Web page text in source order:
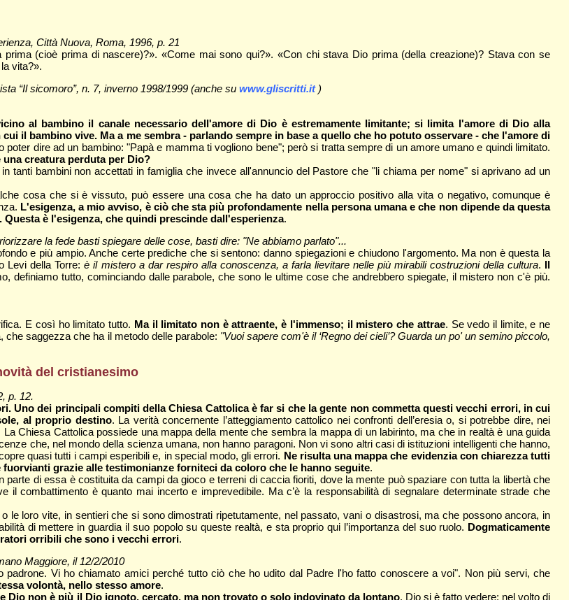
Città Nuova, Roma, 1996, p. 21
(cioè prima di nascere)?». «Come mai sono qui?». «Con chi stava Dio prima (della creazione)? Stava con se
vita?».
“Il sicomoro”, n. 7, inverno 1998/1999 (anche su www.gliscritti.it)
al bambino il canale necessario dell'amore di Dio è estremamente limitante; si limita l'amore di Dio alla
il bambino vive. Ma a me sembra - parlando sempre in base a quello che ho potuto osservare - che l'amore di
poter dire ad un bambino: "Papà e mamma ti vogliono bene"; però si tratta sempre di un amore umano e quindi limitato.
creatura perduta per Dio?
tanti bambini non accettati in famiglia che invece all'annuncio del Pastore che "li chiama per nome" si aprivano ad un
cosa che si è vissuto, può essere una cosa che ha dato un approccio positivo alla vita o negativo, comunque è
L'esigenza, a mio avviso, è ciò che sta più profondamente nella persona umana e che non dipende da questa
è l'esigenza, che quindi prescinde dall'esperienza.
la fede basti spiegare delle cose, basti dire: "Ne abbiamo parlato"...
e più ampio. Anche certe prediche che si sentono: danno spiegazioni e chiudono l'argomento. Ma non è questa la
Levi della Torre:è il mistero a dar respiro alla conoscenza, a farla lievitare nelle più mirabili costruzioni della cultura. Il
definiamo tutto, cominciando dalle parabole, che sono le ultime cose che andrebbero spiegate, il mistero non c'è più.
E così ho limitato tutto. Ma il limitato non è attraente, è l'immenso; il mistero che attrae. Se vedo il limite, e ne
saggezza che ha il metodo delle parabole: "Vuoi sapere com'è il ‘Regno dei cieli’? Guarda un po' un semino piccolo,
del cristianesimo
p. 12.
Uno dei principali compiti della Chiesa Cattolica è far si che la gente non commetta questi vecchi errori, in cui
al proprio destino. La verità concernente l’atteggiamento cattolico nei confronti dell’eresia o, si potrebbe dire, nei
Chiesa Cattolica possiede una mappa della mente che sembra la mappa di un labirinto, ma che in realtà è una guida
che, nel mondo della scienza umana, non hanno paragoni. Non vi sono altri casi di istituzioni intelligenti che hanno,
quasi tutti i campi esperibili e, in special modo, gli errori. Ne risulta una mappa che evidenzia con chiarezza tutti
grazie alle testimonianze forniteci da coloro che le hanno seguite.
di essa è costituita da campi da gioco e terreni di caccia fioriti, dove la mente può spaziare con tutta la libertà che
il combattimento è quanto mai incerto e imprevedibile. Ma c’è la responsabilità di segnalare determinate strade che
le loro vite, in sentieri che si sono dimostrati ripetutamente, nel passato, vani o disastrosi, ma che possono ancora, in
di mettere in guardia il suo popolo su queste realtà, e sta proprio qui l’importanza del suo ruolo. Dogmaticamente
orribili che sono i vecchi errori.
Maggiore, il 12/2/2010
Vi ho chiamato amici perché tutto ciò che ho udito dal Padre l'ho fatto conoscere a voi". Non più servi, che
volontà, nello stesso amore.
Dio non è più il Dio ignoto, cercato, ma non trovato o solo indovinato da lontano. Dio si è fatto vedere: nel volto di